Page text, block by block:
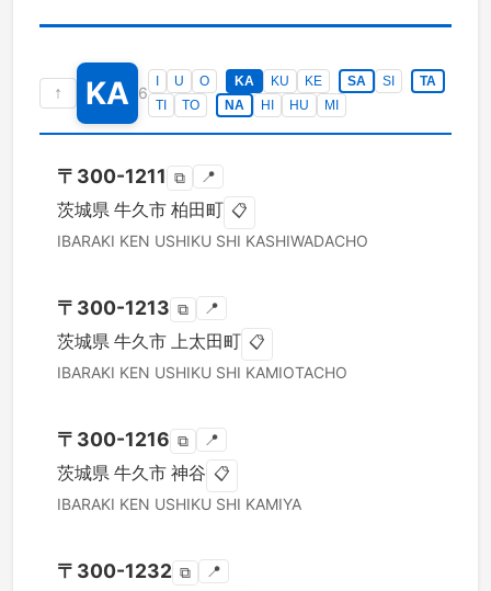
↑ KA 6
U O KA KU KE SA SI
TA
TI
TO NA HI HU MI
〒 300-1211 ⧉ 📍
茨城県 牛久市 柏田町 📋
IBARAKI KEN USHIKU SHI KASHIWADACHO
〒 300-1213 ⧉ 📍
茨城県 牛久市 上太田町 📋
IBARAKI KEN USHIKU SHI KAMIOTACHO
〒 300-1216 ⧉ 📍
茨城県 牛久市 神谷 📋
IBARAKI KEN USHIKU SHI KAMIYA
〒 300-1232 ⧉ 📍